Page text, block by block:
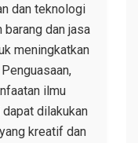
dan teknologi
dan jasa
meningkatkan
ilmu
dilakukan
kreatif dan